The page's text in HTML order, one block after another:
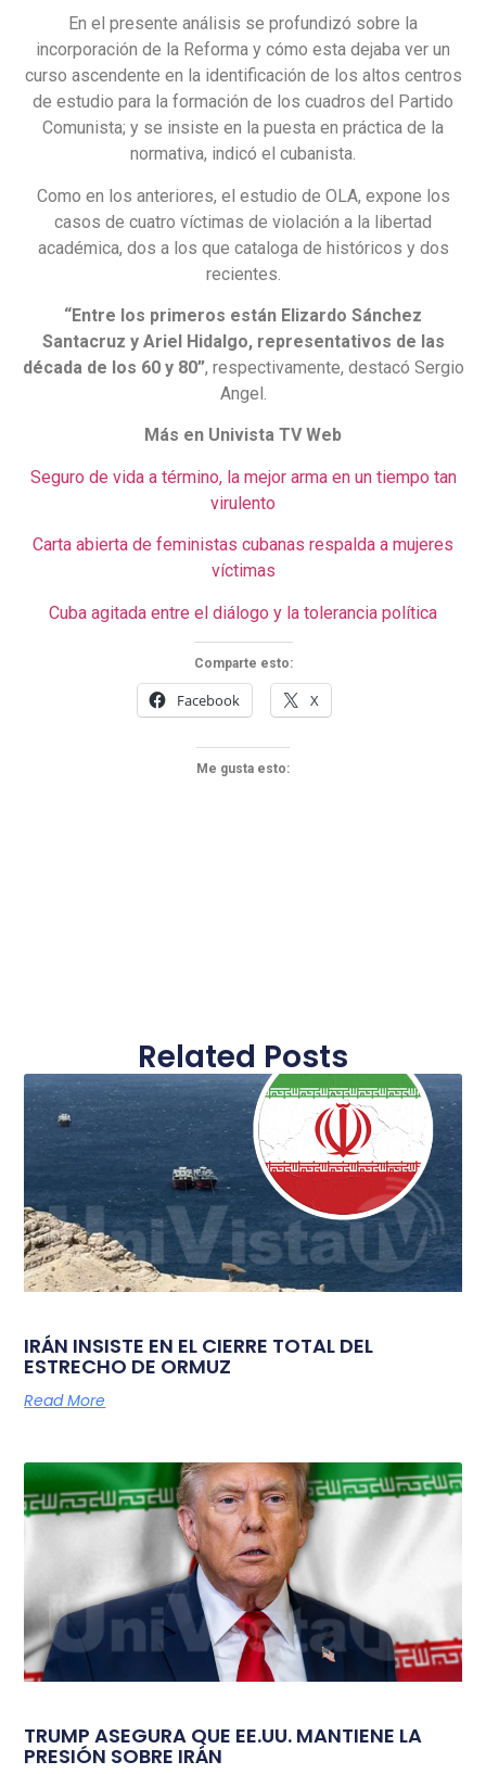
En el presente análisis se profundizó sobre la
incorporación de la Reforma y cómo esta dejaba ver un
curso ascendente en la identificación de los altos centros
de estudio para la formación de los cuadros del Partido
Comunista; y se insiste en la puesta en práctica de la
normativa, indicó el cubanista.
Como en los anteriores, el estudio de OLA, expone los
casos de cuatro víctimas de violación a la libertad
académica, dos a los que cataloga de históricos y dos
recientes.
“Entre los primeros están Elizardo Sánchez
Santacruz y Ariel Hidalgo, representativos de las
década de los 60 y 80”, respectivamente, destacó Sergio
Angel.
Más en Univista TV Web
Seguro de vida a término, la mejor arma en un tiempo tan
virulento
Carta abierta de feministas cubanas respalda a mujeres
víctimas
Cuba agitada entre el diálogo y la tolerancia política
Comparte esto:
Facebook X
Me gusta esto:
Related Posts
IRÁN INSISTE EN EL CIERRE TOTAL DEL
ESTRECHO DE ORMUZ
Read More
TRUMP ASEGURA QUE EE.UU. MANTIENE LA
PRESIÓN SOBRE IRÁN